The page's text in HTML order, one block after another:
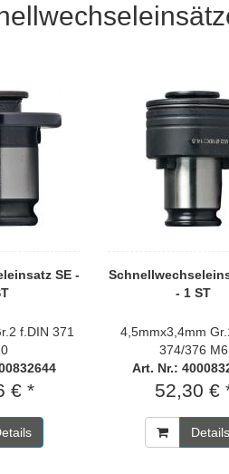
SE -
f.DIN 371
€ *
- 1 ST
4,5mmx3,4mm
374/376 M6
Art. Nr.:
52,30 €
Details